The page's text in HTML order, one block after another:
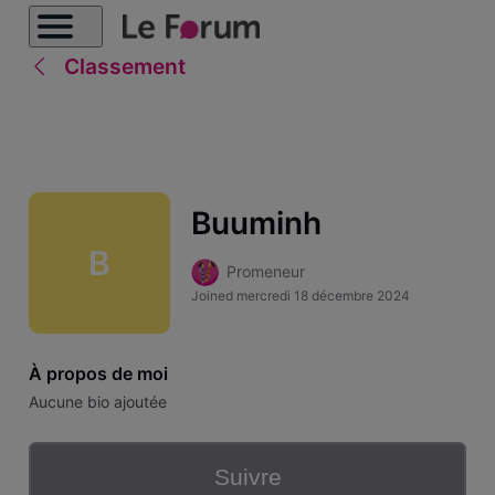
Classement
B
Buuminh
Promeneur
Joined mercredi 18 décembre 2024
À propos de moi
Aucune bio ajoutée
Suivre